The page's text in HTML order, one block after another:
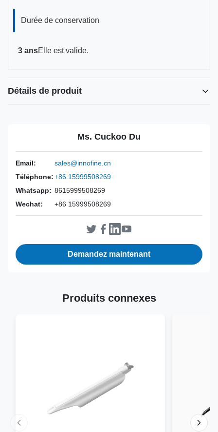
Durée de conservation
3 ansElle est valide.
Détails de produit
Kit de guidage de l' aiguille transpérinéale
Power Source:
Manuel
Material:
Plastique ABS
Valid:
3 ans
Inst Class:
La classe est
CE, ISO 13485, certifié FDA
Method:
Ms. Cuckoo Du
Email:
sales@innofine.cn
Téléphone:+86 15999508269
Whatsapp: 8615999508269
Wechat:
+86 15999508269
Demandez maintenant
Produits connexes